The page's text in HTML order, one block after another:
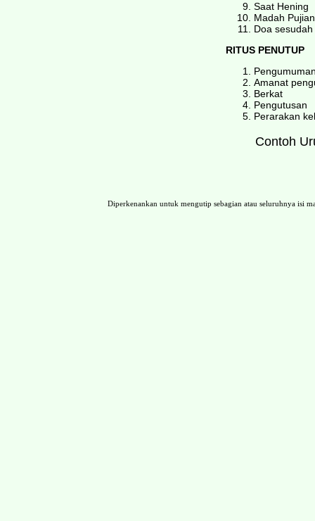
Saat Hening
Madah Pujian
Doa
RITUS PENUTUP
Amanat
Berkat
Pengutusan
Perarakan
Contoh
Diperkenankan untuk mengutip sebagian atau seluruhnya isi